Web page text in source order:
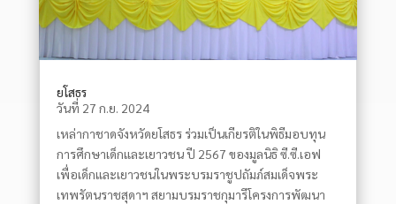
ยโสธร
วันที่ 27 ก.ย. 2024
เหล่ากาชาดจังหวัดยโสธร ร่วมเป็นเกียรติในพิธีมอบทุน
การศึกษาเด็กและเยาวชน ปี 2567 ของมูลนิธิ ซี.ซี.เอฟ
เพื่อเด็กและเยาวชนในพระบรมราชูปถัมภ์สมเด็จพระ
เทพรัตนราชสุดาฯ สยามบรมราชกุมารีโครงการพัฒนา